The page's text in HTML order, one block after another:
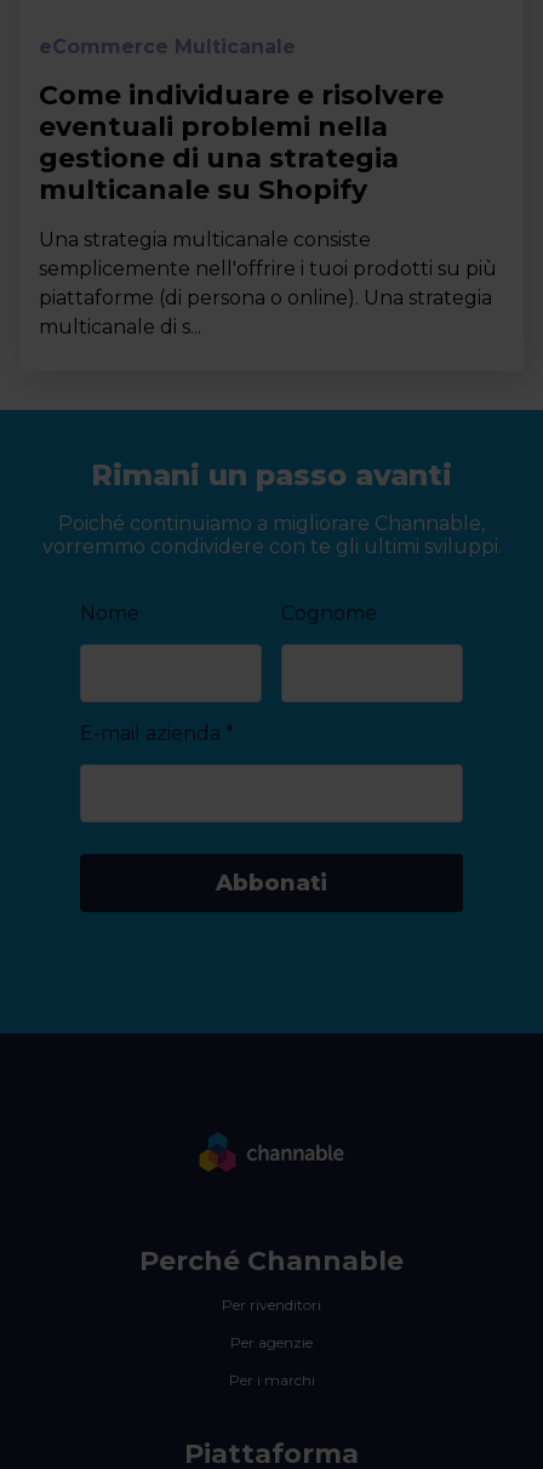
eCommerce Multicanale
Come individuare e risolvere
eventuali problemi nella
gestione di una strategia
multicanale su Shopify
Una strategia multicanale consiste
semplicemente nell'offrire i tuoi prodotti su più
piattaforme (di persona o online). Una strategia
multicanale di s...
Rimani un passo avanti
Poiché continuiamo a migliorare Channable,
vorremmo condividere con te gli ultimi sviluppi.
Nome Cognome
E-mail azienda *
Abbonati
Perché Channable
Per rivenditori
Per agenzie
Per i marchi
Piattaforma